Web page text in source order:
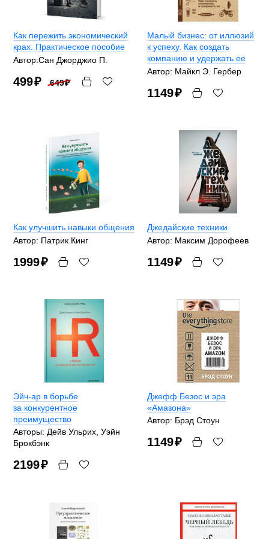
Как пережить экономический
крах. Практическое пособие
Автор:Сан Джорджио П.
499₽ 649₽
Малый бизнес: от иллюзий
к успеху. Как создать
компанию и удержать ее
Автор: Майкл Э. Гербер
1149₽
Как улучшить навыки общения
Автор: Патрик Кинг
1999₽
Джедайские техники
Автор: Максим Дорофеев
1149₽
Эйч-ар в борьбе
за конкурентное
преимущество
Авторы: Дейв Ульрих, Уэйн
Брокбэнк
2199₽
Джефф Безос и эра
«Амазона»
Автор: Брэд Стоун
1149₽